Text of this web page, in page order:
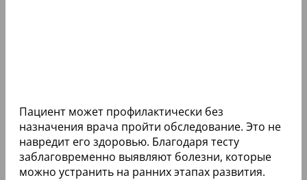
Пациент может профилактически без
назначения врача пройти обследование. Это не
навредит его здоровью. Благодаря тесту
заблаговременно выявляют болезни, которые
можно устранить на ранних этапах развития.